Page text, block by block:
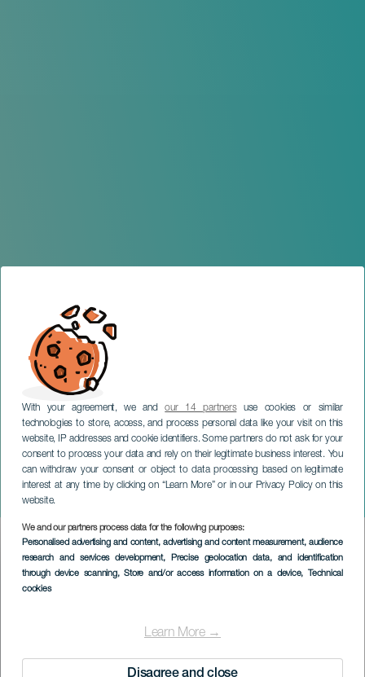
With your agreement, we andour 14 partnersuse cookies or similar
technologies to store, access, and process personal data like your visit on this
website, IP addresses and cookie identifiers. Some partners do not ask for your
consent to process your data and rely on their legitimate business interest. You
can withdraw your consent or object to data processing based on legitimate
interest at any time by clicking on “Learn More” or in our Privacy Policy on this
website.
We and our partners process data for the following purposes:
Personalised advertising and content, advertising and content measurement, audience
research and services development, Precise geolocation data, and identification
through device scanning, Store and/or access information on a device, Technical
cookies
Learn More →
Matahari
GRAN CANARIA
Imagen
Listado